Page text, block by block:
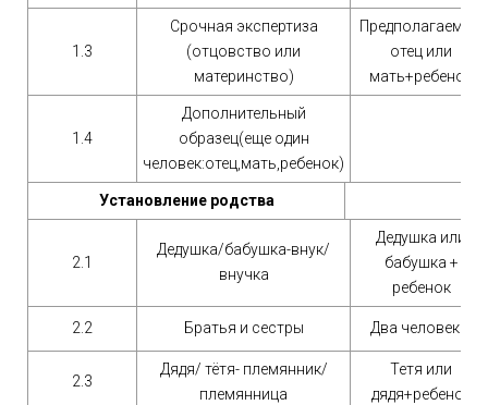
1.3
Срочная экспертиза
(отцовство или
материнство)
Предполагаемый
отец или
мать+ребенок
1.4
Дополнительный
образец(еще один
человек:отец,мать,ребенок)
Установление родства
2.1
Дедушка/бабушка-внук/
внучка
Дедушка или
бабушка +
ребенок
2.2 Братья и сестры Два человека
2.3
Дядя/ тётя- племянник/
племянница
Тетя или
дядя+ребенок